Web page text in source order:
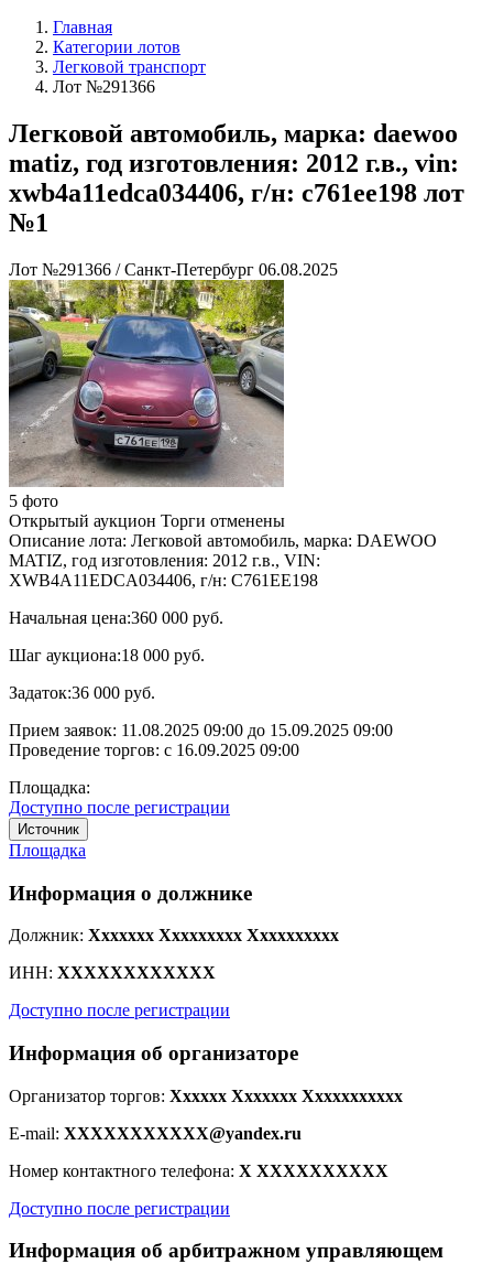
Главная
Категории лотов
Легковой транспорт
Лот №291366
Легковой автомобиль, марка: daewoo
matiz, год изготовления: 2012 г.в., vin:
xwb4a11edca034406, г/н: с761ее198 лот
№1
Лот №291366 / Санкт-Петербург 06.08.2025
5 фото
Открытый аукцион Торги отменены
Описание лота: Легковой автомобиль, марка: DAEWOO
MATIZ, год изготовления: 2012 г.в., VIN:
XWB4A11EDCA034406, г/н: С761ЕЕ198
Начальная цена:360 000 руб.
Шаг аукциона:18 000 руб.
Задаток:36 000 руб.
Прием заявок: 11.08.2025 09:00 до 15.09.2025 09:00
Проведение торгов: с 16.09.2025 09:00
Площадка:
Доступно после регистрации
Источник
Площадка
Информация о должнике
Должник: Xxxxxxx Xxxxxxxxx Xxxxxxxxxx
ИНН: XXXXXXXXXXXX
Доступно после регистрации
Информация об организаторе
Организатор торгов: Xxxxxx Xxxxxxx Xxxxxxxxxxx
E-mail: XXXXXXXXXXX@yandex.ru
Номер контактного телефона: X XXXXXXXXXX
Доступно после регистрации
Информация об арбитражном управляющем